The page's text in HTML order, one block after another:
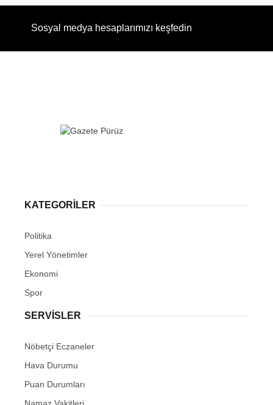
Sosyal medya hesaplarımızı keşfedin
KATEGORİLER
Politika
Yerel Yönetimler
Ekonomi
Spor
SERVİSLER
Nöbetçi Eczaneler
Hava Durumu
Puan Durumları